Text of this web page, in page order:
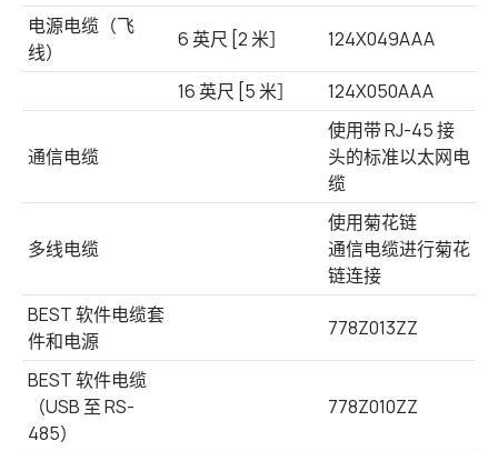
电源电缆（飞
线）
6 英尺 [2 米］ 124X049AAA
16 英尺 [5 米］ 124X050AAA
通信电缆
使用带 RJ-45 接
头的标准以太网电
缆
多线电缆
使用菊花链
通信电缆进行菊花
链连接
BEST 软件电缆套
件和电源
778Z013ZZ
BEST 软件电缆
（USB 至 RS-
485）
778Z010ZZ